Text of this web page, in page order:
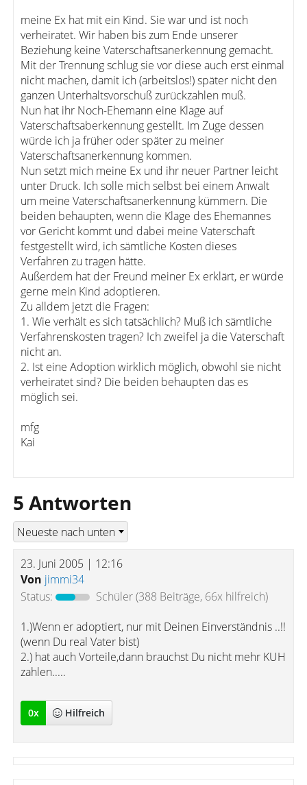
meine Ex hat mit ein Kind. Sie war und ist noch
verheiratet. Wir haben bis zum Ende unserer
Beziehung keine Vaterschaftsanerkennung gemacht.
Mit der Trennung schlug sie vor diese auch erst einmal
nicht machen, damit ich (arbeitslos!) später nicht den
ganzen Unterhaltsvorschuß zurückzahlen muß.
Nun hat ihr Noch-Ehemann eine Klage auf
Vaterschaftsaberkennung gestellt. Im Zuge dessen
würde ich ja früher oder später zu meiner
Vaterschaftsanerkennung kommen.
Nun setzt mich meine Ex und ihr neuer Partner leicht
unter Druck. Ich solle mich selbst bei einem Anwalt
um meine Vaterschaftsanerkennung kümmern. Die
beiden behaupten, wenn die Klage des Ehemannes
vor Gericht kommt und dabei meine Vaterschaft
festgestellt wird, ich sämtliche Kosten dieses
Verfahren zu tragen hätte.
Außerdem hat der Freund meiner Ex erklärt, er würde
gerne mein Kind adoptieren.
Zu alldem jetzt die Fragen:
1. Wie verhält es sich tatsächlich? Muß ich sämtliche
Verfahrenskosten tragen? Ich zweifel ja die Vaterschaft
nicht an.
2. Ist eine Adoption wirklich möglich, obwohl sie nicht
verheiratet sind? Die beiden behaupten das es
möglich sei.
mfg
Kai
5 Antworten
23. Juni 2005 | 12:16
Von jimmi34
Status:
Schüler(388 Beiträge, 66x hilfreich)
1.)Wenn er adoptiert, nur mit Deinen Einverständnis ..!!
(wenn Du real Vater bist)
2.) hat auch Vorteile,dann brauchst Du nicht mehr KUH
zahlen.....
0x Hilfreich